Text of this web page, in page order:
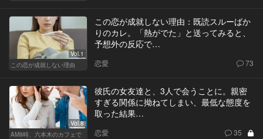
Vol.1
この恋が成就しない理由
この恋が成就しない理由：既読スルーばか
りのカレ。「熱がでた」と送ってみると、
予想外の反応で…
恋愛 73
Vol.8
AM9時、六本木のカフェで
彼氏の女友達と、3人で会うことに。親密
すぎる関係に拗ねてしまい、最低な態度を
取った結果…
恋愛 35